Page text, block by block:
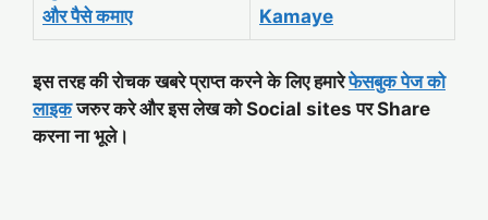
और पैसे कमाए
Kamaye
इस तरह की रोचक खबरे प्राप्त करने के लिए हमारेफेसबुक पेज को
लाइकजरुर करे और इस लेख को Social sites पर Share
करना ना भूले।